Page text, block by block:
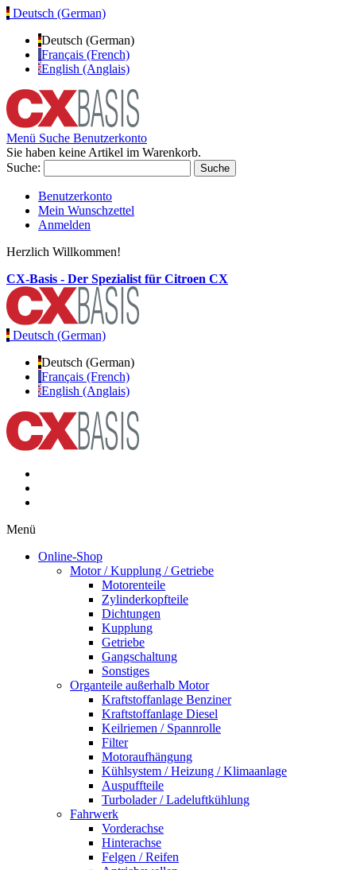
Deutsch (German)
Deutsch (German)
Français (French)
English (Anglais)
Menü Suche Benutzerkonto
Sie haben keine Artikel im Warenkorb.
Suche:
Suche
Benutzerkonto
Mein Wunschzettel
Anmelden
Herzlich Willkommen!
CX-Basis - Der Spezialist für Citroen CX
Deutsch (German)
Deutsch (German)
Français (French)
English (Anglais)
Menü
Online-Shop
Motor / Kupplung / Getriebe
Motorenteile
Zylinderkopfteile
Dichtungen
Kupplung
Getriebe
Gangschaltung
Sonstiges
Organteile außerhalb Motor
Kraftstoffanlage Benziner
Kraftstoffanlage Diesel
Keilriemen / Spannrolle
Filter
Motoraufhängung
Kühlsystem / Heizung / Klimaanlage
Auspuffteile
Turbolader / Ladeluftkühlung
Fahrwerk
Vorderachse
Hinterachse
Felgen / Reifen